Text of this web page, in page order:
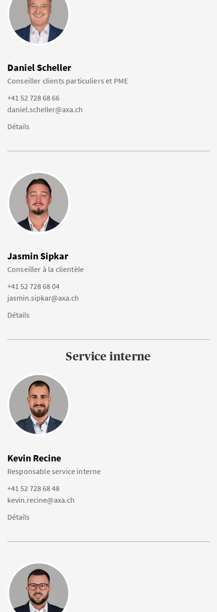
Daniel Scheller
Conseiller clients particuliers et PME
+41 52 728 68 66
daniel.scheller@axa.ch
Détails
Jasmin Sipkar
Conseiller à la clientèle
+41 52 728 68 04
jasmin.sipkar@axa.ch
Détails
Service interne
Kevin Recine
Responsable service interne
+41 52 728 68 48
kevin.recine@axa.ch
Détails